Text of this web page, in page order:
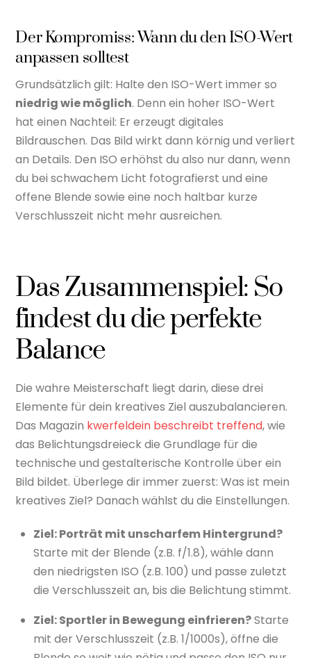
Der Kompromiss: Wann du den ISO-Wert
anpassen solltest
Grundsätzlich gilt: Halte den ISO-Wert immer so
niedrig wie möglich. Denn ein hoher ISO-Wert
hat einen Nachteil: Er erzeugt digitales
Bildrauschen. Das Bild wirkt dann körnig und verliert
an Details. Den ISO erhöhst du also nur dann, wenn
du bei schwachem Licht fotografierst und eine
offene Blende sowie eine noch haltbar kurze
Verschlusszeit nicht mehr ausreichen.
Das Zusammenspiel: So
findest du die perfekte
Balance
Die wahre Meisterschaft liegt darin, diese drei
Elemente für dein kreatives Ziel auszubalancieren.
Das Magazin kwerfeldein beschreibt treffend, wie
das Belichtungsdreieck die Grundlage für die
technische und gestalterische Kontrolle über ein
Bild bildet. Überlege dir immer zuerst: Was ist mein
kreatives Ziel? Danach wählst du die Einstellungen.
Ziel: Porträt mit unscharfem Hintergrund?
Starte mit der Blende (z.B. f/1.8), wähle dann
den niedrigsten ISO (z.B. 100) und passe zuletzt
die Verschlusszeit an, bis die Belichtung stimmt.
Ziel: Sportler in Bewegung einfrieren?Starte
mit der Verschlusszeit (z.B. 1/1000s), öffne die